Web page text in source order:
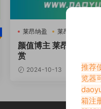
莱昂纳盈 莱昂纳盈铁粉空
颜值博主 莱昂纳盈铁粉
赏
2024-10-13
推荐
览器
箱注